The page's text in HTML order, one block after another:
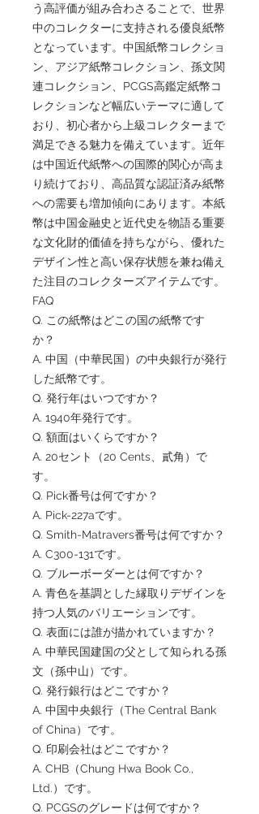
う高評価が組み合わさることで、世界
中のコレクターに支持される優良紙幣
となっています。中国紙幣コレクショ
ン、アジア紙幣コレクション、孫文関
連コレクション、PCGS高鑑定紙幣コ
レクションなど幅広いテーマに適して
おり、初心者から上級コレクターまで
満足できる魅力を備えています。近年
は中国近代紙幣への国際的関心が高ま
り続けており、高品質な認証済み紙幣
への需要も増加傾向にあります。本紙
幣は中国金融史と近代史を物語る重要
な文化財的価値を持ちながら、優れた
デザイン性と高い保存状態を兼ね備え
た注目のコレクターズアイテムです。
FAQ
Q. この紙幣はどこの国の紙幣です
か？
A. 中国（中華民国）の中央銀行が発行
した紙幣です。
Q. 発行年はいつですか？
A. 1940年発行です。
Q. 額面はいくらですか？
A. 20セント（20 Cents、貳角）で
す。
Q. Pick番号は何ですか？
A. Pick-227aです。
Q. Smith-Matravers番号は何ですか？
A. C300-131です。
Q. ブルーボーダーとは何ですか？
A. 青色を基調とした縁取りデザインを
持つ人気のバリエーションです。
Q. 表面には誰が描かれていますか？
A. 中華民国建国の父として知られる孫
文（孫中山）です。
Q. 発行銀行はどこですか？
A. 中国中央銀行（The Central Bank
of China）です。
Q. 印刷会社はどこですか？
A. CHB（Chung Hwa Book Co.,
Ltd.）です。
Q. PCGSのグレードは何ですか？